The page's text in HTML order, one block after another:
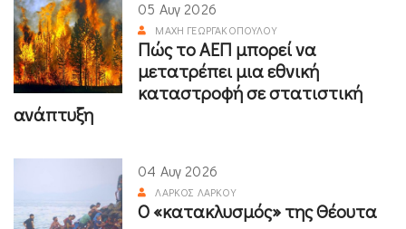
05 Αυγ 2026
ΜΆΧΗ ΓΕΩΡΓΑΚΟΠΟΎΛΟΥ
Πώς το ΑΕΠ μπορεί να
μετατρέπει μια εθνική
καταστροφή σε στατιστική
ανάπτυξη
04 Αυγ 2026
ΛΆΡΚΟΣ ΛΆΡΚΟΥ
Ο «κατακλυσμός» της Θέουτα